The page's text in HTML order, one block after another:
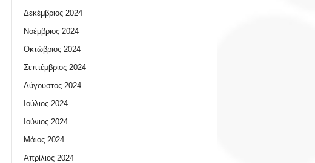
Δεκέμβριος 2024
Νοέμβριος 2024
Οκτώβριος 2024
Σεπτέμβριος 2024
Αύγουστος 2024
Ιούλιος 2024
Ιούνιος 2024
Μάιος 2024
Απρίλιος 2024